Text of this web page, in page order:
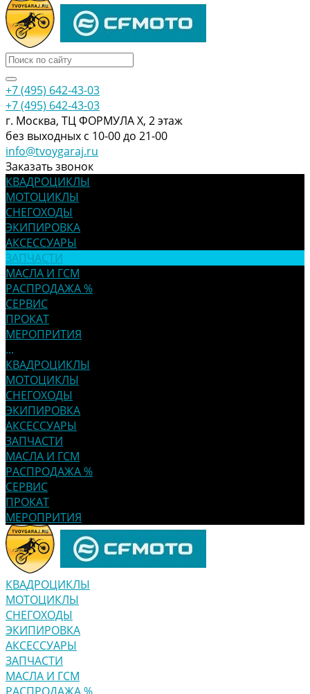
+7 (495) 642-43-03
+7 (495) 642-43-03
г. Москва, ТЦ ФОРМУЛА Х, 2 этаж
без выходных с 10-00 до 21-00
info@tvoygaraj.ru
Заказать звонок
КВАДРОЦИКЛЫ
МОТОЦИКЛЫ
СНЕГОХОДЫ
ЭКИПИРОВКА
АКСЕССУАРЫ
ЗАПЧАСТИ
МАСЛА И ГСМ
РАСПРОДАЖА %
СЕРВИС
ПРОКАТ
МЕРОПРИТИЯ
...
КВАДРОЦИКЛЫ
МОТОЦИКЛЫ
СНЕГОХОДЫ
ЭКИПИРОВКА
АКСЕССУАРЫ
ЗАПЧАСТИ
МАСЛА И ГСМ
РАСПРОДАЖА %
СЕРВИС
ПРОКАТ
МЕРОПРИТИЯ
КВАДРОЦИКЛЫ
МОТОЦИКЛЫ
СНЕГОХОДЫ
ЭКИПИРОВКА
АКСЕССУАРЫ
ЗАПЧАСТИ
МАСЛА И ГСМ